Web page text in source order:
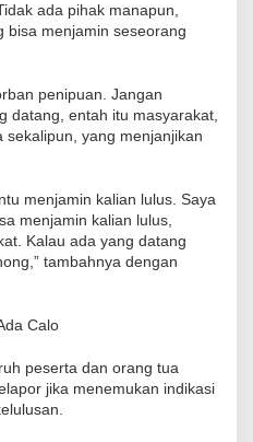
ada pihak manapun,
bisa menjamin seseorang
penipuan. Jangan
datang, entah itu masyarakat,
yang menjanjikan
menjamin kalian lulus. Saya
menjamin kalian lulus,
Kalau ada yang datang
tambahnya dengan
Calo
peserta dan orang tua
jika menemukan indikasi